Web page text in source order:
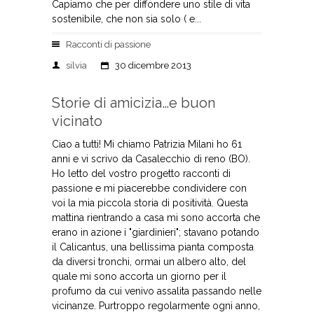
Capiamo che per diffondere uno stile di vita
sostenibile, che non sia solo ( e...
Racconti di passione
silvia
30 dicembre 2013
Storie di amicizia…e buon
vicinato
Ciao a tutti! Mi chiamo Patrizia Milani ho 61
anni e vi scrivo da Casalecchio di reno (BO).
Ho letto del vostro progetto racconti di
passione e mi piacerebbe condividere con
voi la mia piccola storia di positività. Questa
mattina rientrando a casa mi sono accorta che
erano in azione i "giardinieri"; stavano potando
il Calicantus, una bellissima pianta composta
da diversi tronchi, ormai un albero alto, del
quale mi sono accorta un giorno per il
profumo da cui venivo assalita passando nelle
vicinanze. Purtroppo regolarmente ogni anno,